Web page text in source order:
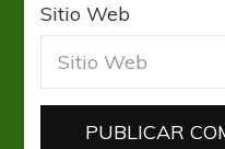
Sitio Web